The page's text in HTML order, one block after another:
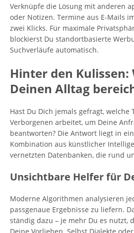
Verknüpfe die Lösung mit anderen
oder Notizen. Termine aus E-Mails
zwei Klicks. Für maximale
blockierst Du standortbasierte
Suchverläufe automatisch.
Hinter den Kulissen:
Deinen Alltag
Hast Du Dich jemals gefragt, welche
Verborgenen arbeitet, um Deine
beantworten? Die Antwort liegt in
Kombination aus künstlicher
vernetzten Datenbanken, die rund
Unsichtbare Helfer für
Moderne Algorithmen analysieren
passgenaue Ergebnisse zu liefern.
ständig dazu – je mehr Du es nutzt,